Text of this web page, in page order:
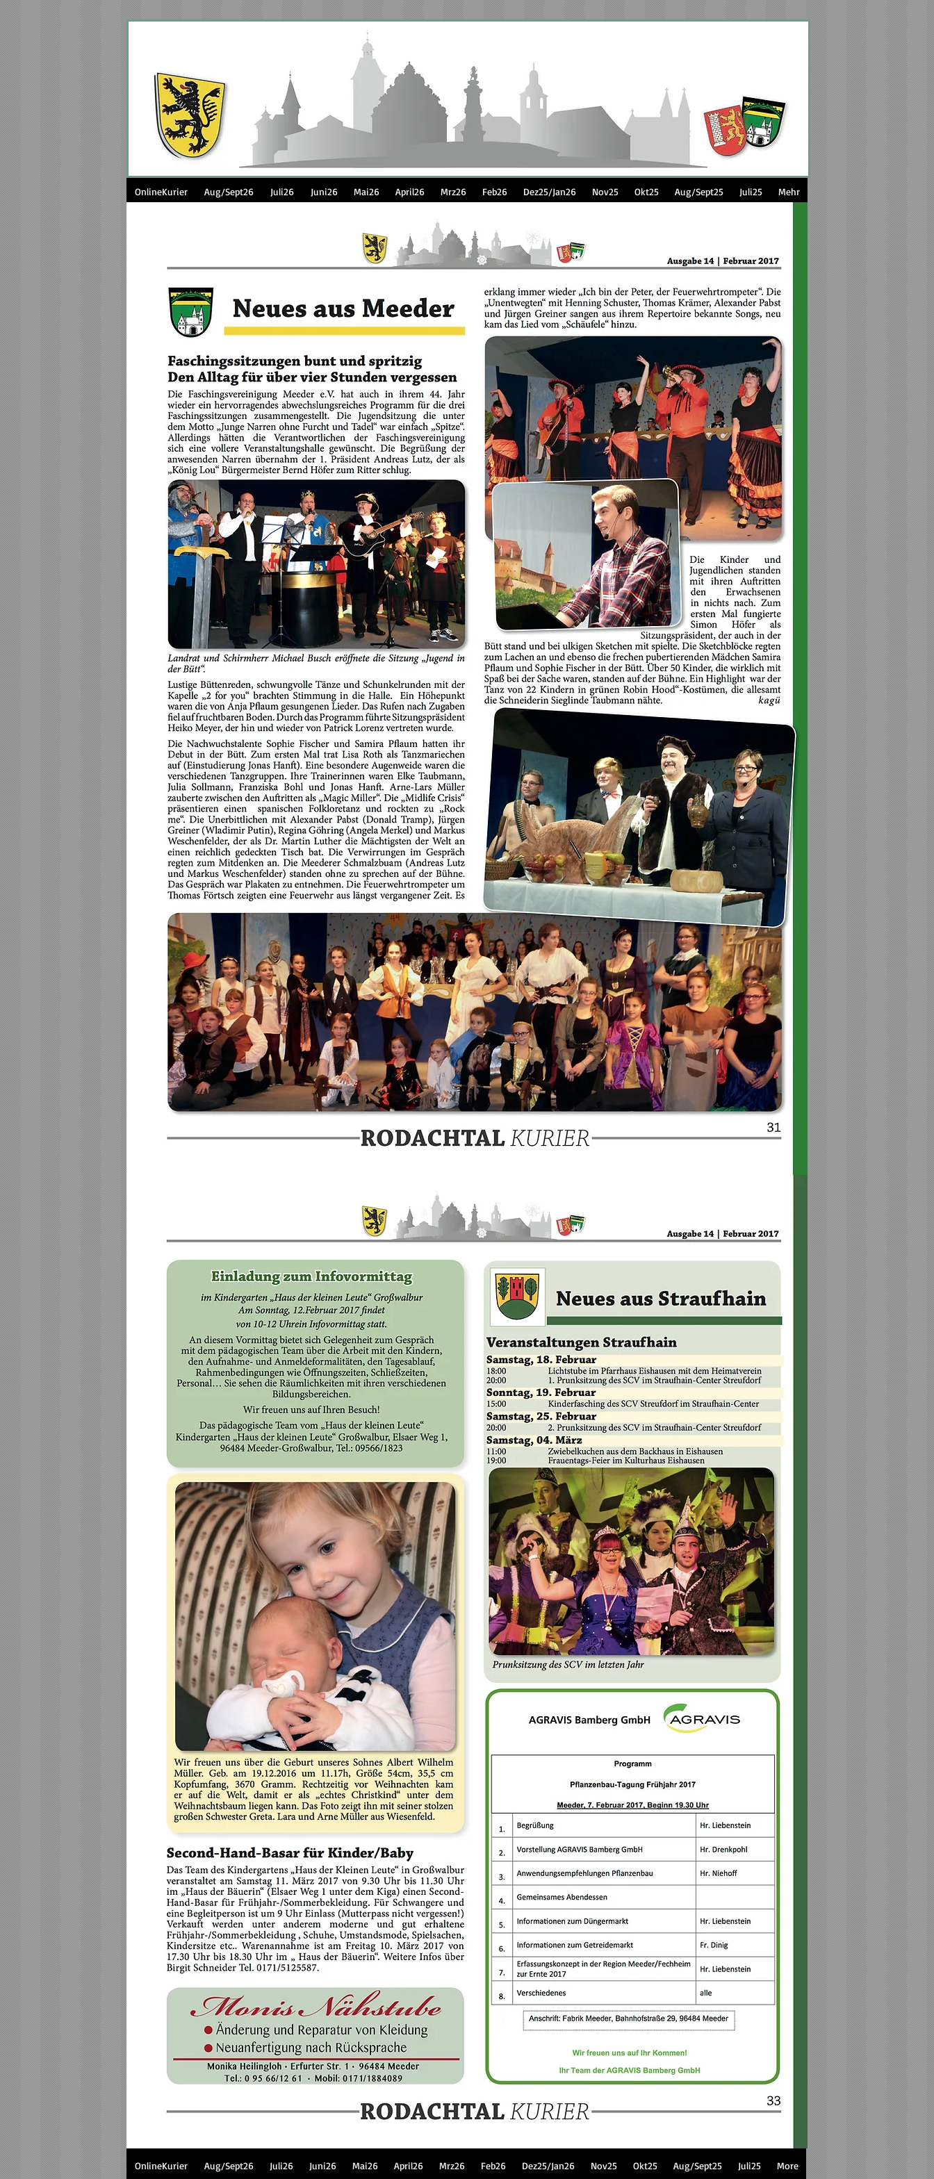
OnlineKurier Aug/Sept26 Juli26 Juni26 Mai26 April26 Mrz26 Feb26 Dez25/Jan26 Nov25 Okt25 Aug/Sept25 Juli25 Mehr
OnlineKurier Aug/Sept26 Juli26 Juni26 Mai26 April26 Mrz26 Feb26 Dez25/Jan26 Nov25 Okt25 Aug/Sept25 Juli25 More